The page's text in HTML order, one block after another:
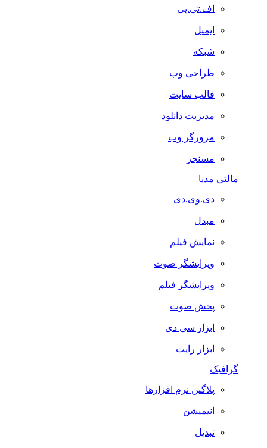
اف.تی.پی
ایمیل
شبکه
طراحی وب
قالب سایت
مدیریت دانلود
مرورگر وب
مسنجر
مالتی مدیا
دی.وی.دی
مبدل
نمایش فیلم
ویرایشگر صوت
ویرایشگر فیلم
پخش صوت
ابزار سی دی
ابزار رایت
گرافیک
پلاگین نرم افزارها
انیمیشن
تبدیل